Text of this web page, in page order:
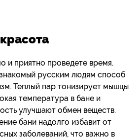
и приятно проведете время.
русским людям способ
Теплый пар тонизирует мышцы
температура в бане и
улучшают обмен веществ.
бани надолго избавит от
заболеваний, что важно в